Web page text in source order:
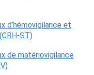
d’hémovigilance et
ST)
de matériovigilance